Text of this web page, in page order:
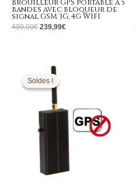
Brouilleur GPS portable à 5
bandes avec bloqueur de
signal GSM 3G, 4G WIFI
499,00€ 239,99€
Soldes !
Soldes !
initial
était :
139,00€.